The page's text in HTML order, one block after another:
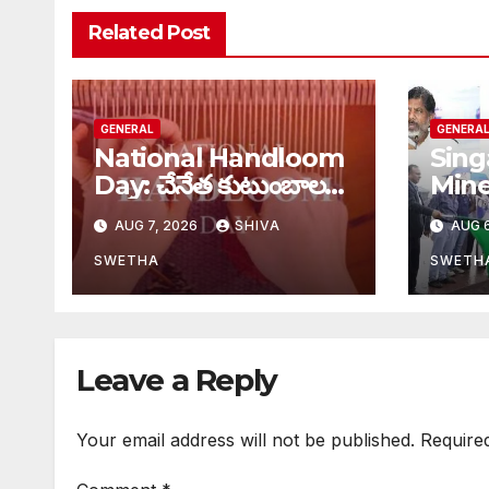
Related Post
GENERAL
National Handloom
Day: చేనేత కుటుంబాలకు
భారీ ఊరట..
AUG 7, 2026 SHIVA
SWETHA
GENERAL
AUG
Leave a Reply
Your email address will not be published.